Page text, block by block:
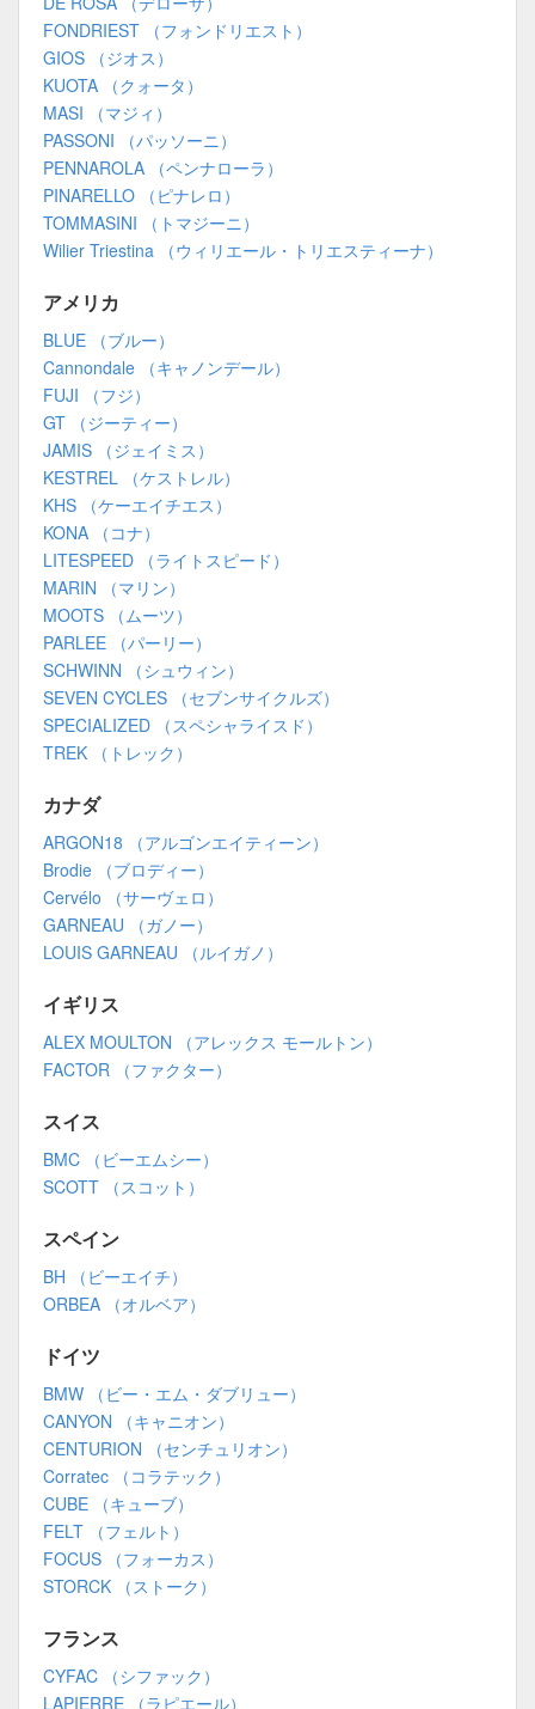
FONDRIEST （フォンドリエスト）
GIOS （ジオス）
KUOTA （クォータ）
MASI （マジィ）
PASSONI （パッソーニ）
PENNAROLA （ペンナローラ）
PINARELLO （ピナレロ）
TOMMASINI （トマジーニ）
Wilier Triestina （ウィリエール・トリエスティーナ）
アメリカ
BLUE （ブルー）
Cannondale （キャノンデール）
FUJI （フジ）
GT （ジーティー）
JAMIS （ジェイミス）
KESTREL （ケストレル）
KHS （ケーエイチエス）
KONA （コナ）
LITESPEED （ライトスピード）
MARIN （マリン）
MOOTS （ムーツ）
PARLEE （パーリー）
SCHWINN （シュウィン）
SEVEN CYCLES （セブンサイクルズ）
SPECIALIZED （スペシャライスド）
TREK （トレック）
カナダ
ARGON18 （アルゴンエイティーン）
Brodie （ブロディー）
Cervélo （サーヴェロ）
GARNEAU （ガノー）
LOUIS GARNEAU （ルイガノ）
イギリス
ALEX MOULTON （アレックス モールトン）
FACTOR （ファクター）
スイス
BMC （ビーエムシー）
SCOTT （スコット）
スペイン
BH （ビーエイチ）
ORBEA （オルベア）
ドイツ
BMW （ビー・エム・ダブリュー）
CANYON （キャニオン）
CENTURION （センチュリオン）
Corratec （コラテック）
CUBE （キューブ）
FELT （フェルト）
FOCUS （フォーカス）
STORCK （ストーク）
フランス
CYFAC （シファック）
LAPIERRE （ラピエール）